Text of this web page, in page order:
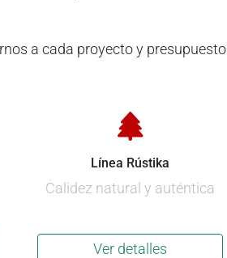
a cada proyecto y presupuesto
Línea Rústika
Calidez natural y auténtica
Ver detalles